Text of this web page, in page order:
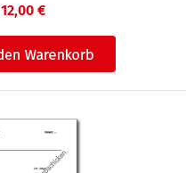
12,00 €